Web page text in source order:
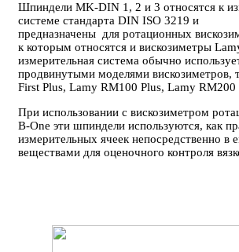
Шпиндели MK-DIN 1, 2 и 3 относятся к
системе стандарта DIN ISO 3219 и
предназначены для ротационных
к которым относятся и вискозиметры
измерительная система обычно
продвинутыми моделями вискозиметров,
First Plus, Lamy RM100 Plus, Lamy RM200
​При использовании с вискозиметром
B-One эти шпиндели используются, как
измерительных ячеек непосредственно в
веществами для оценочного контроля